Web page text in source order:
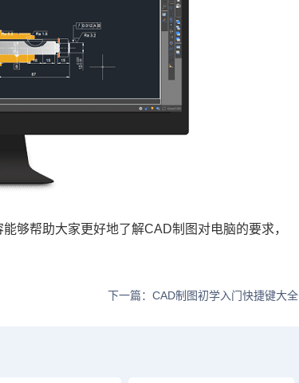
够帮助大家更好地了解CAD制图对电脑的要求，
下一篇：CAD制图初学入门快捷键大全